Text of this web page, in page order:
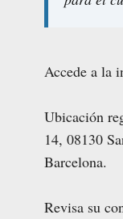
Accede a la
Ubicación
14, 08130
Barcelona.
Revisa su